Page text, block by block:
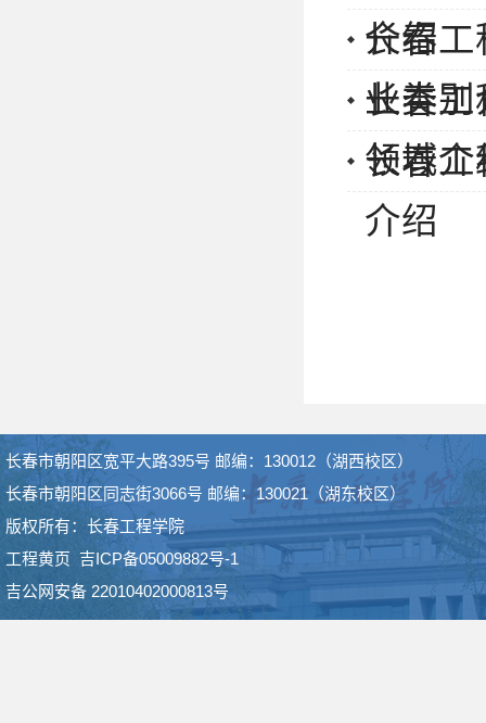
介绍
长春工
业类别
长春工
领域介
长春工
介绍
长春市朝阳区宽平大路395号 邮编：130012（湖西校区）
长春市朝阳区同志街3066号 邮编：130021（湖东校区）
版权所有：长春工程学院
工程黄页 吉ICP备05009882号-1
吉公网安备 22010402000813号